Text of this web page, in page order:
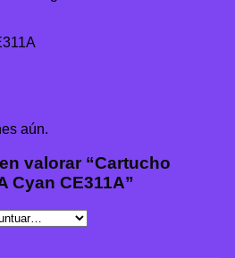
aún.
valorar “Cartucho
Cyan CE311A”